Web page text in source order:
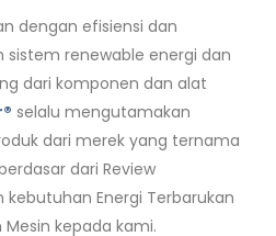
dengan efisiensi dan
renewable energi dan
dari komponen dan alat
selalu mengutamakan
dari merek yang ternama
dari Review
Energi Terbarukan
kepada kami.